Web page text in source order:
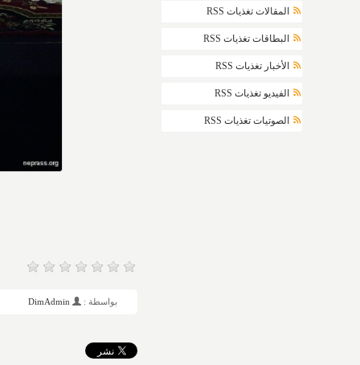
المقالات تغذيات RSS
البطاقات تغذيات RSS
الأخبار تغذيات RSS
الفيديو تغذيات RSS
الصوتيات تغذيات RSS
بواسطة : DimAdmin